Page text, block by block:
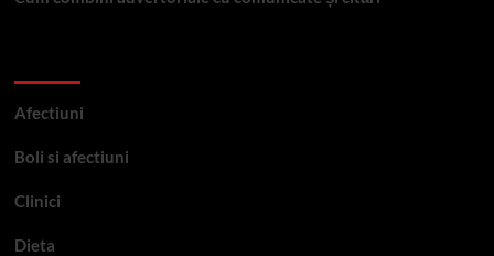
Afectiuni
Boli si afectiuni
Clinici
Dieta